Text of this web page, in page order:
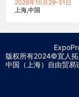
2026年10月29–31日
上海 中国
版权所有2024©宜人
中国（上海）自由贸